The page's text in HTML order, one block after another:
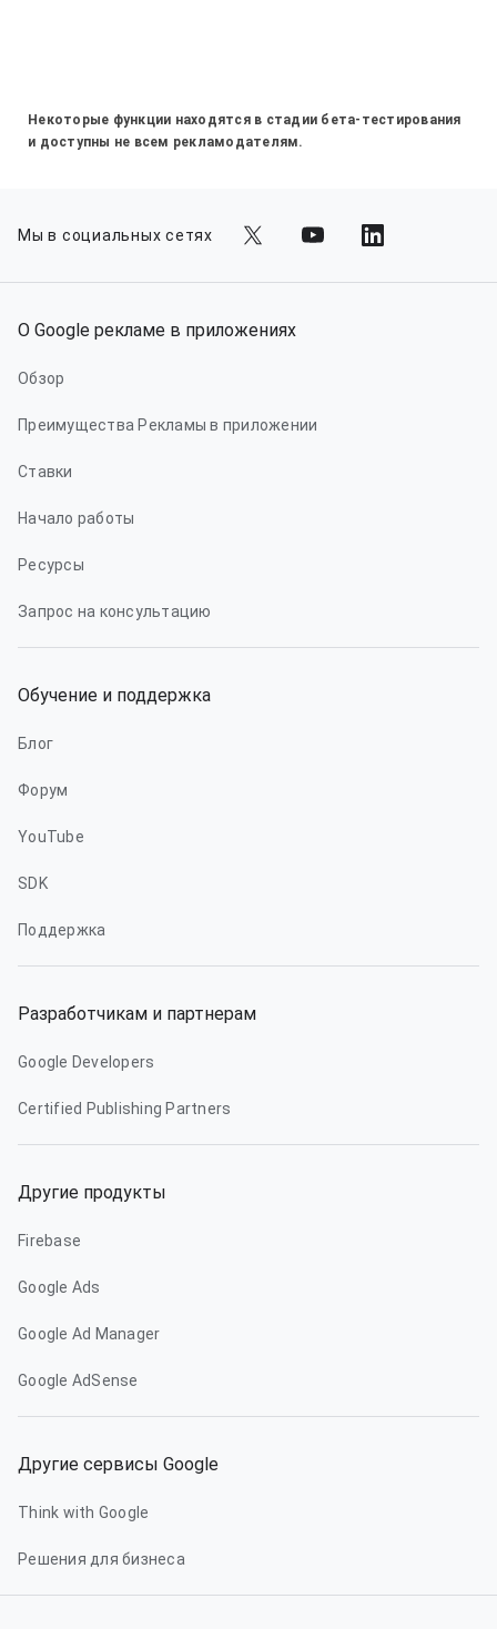
Некоторые функции находятся в стадии бета-тестирования
и доступны не всем рекламодателям.
Мы в социальных сетях
О Google рекламе в приложениях
Обзор
Преимущества Рекламы в приложении
Ставки
Начало работы
Ресурсы
Запрос на консультацию
Обучение и поддержка
Блог
Форум
YouTube
SDK
Поддержка
Разработчикам и партнерам
Google Developers
Certified Publishing Partners
Другие продукты
Firebase
Google Ads
Google Ad Manager
Google AdSense
Другие сервисы Google
Think with Google
Решения для бизнеса